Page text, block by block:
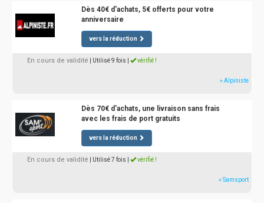
Dès 40€ d'achats, 5€ offerts pour votre
anniversaire
vers la réduction
En cours de validité | Utilisé 9 fois vérifié !
» Alpiniste
Dès 70€ d'achats, une livraison sans frais
avec les frais de port gratuits
vers la réduction
En cours de validité | Utilisé 7 fois vérifié !
» Samsport